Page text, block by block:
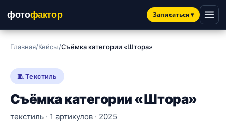
фотофактор Записаться▾
Главная/Кейсы/Съёмка категории «Штора»
🧵 Текстиль
Съёмка категории «Штора»
текстиль · 1 артикулов · 2025